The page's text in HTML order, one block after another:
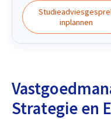
Strategie en
inplannen